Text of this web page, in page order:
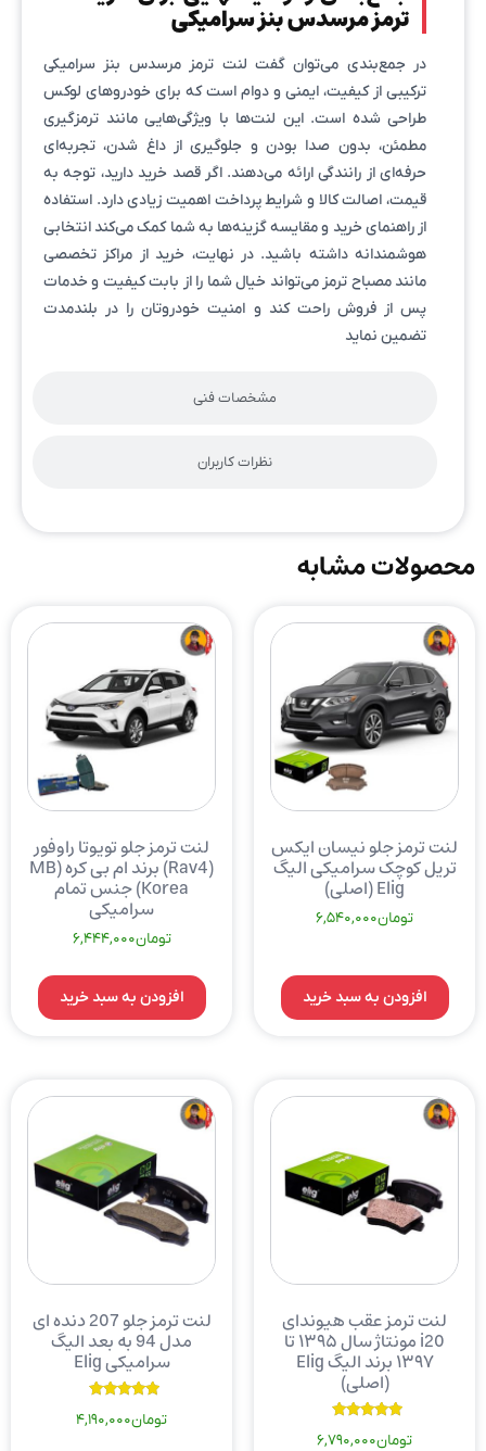
مشخصات فنی
نظرات کاربران
ترمز مرسدس بنز سرامیکی
در جمع‌بندی می‌توان گفت لنت ترمز مرسدس بنز سرامیکی
ترکیبی از کیفیت، ایمنی و دوام است که برای خودروهای لوکس
طراحی شده است. این لنت‌ها با ویژگی‌هایی مانند ترمزگیری
مطمئن، بدون صدا بودن و جلوگیری از داغ شدن، تجربه‌ای
حرفه‌ای از رانندگی ارائه می‌دهند. اگر قصد خرید دارید، توجه به
قیمت، اصالت کالا و شرایط پرداخت اهمیت زیادی دارد. استفاده
از راهنمای خرید و مقایسه گزینه‌ها به شما کمک می‌کند انتخابی
هوشمندانه داشته باشید. در نهایت، خرید از مراکز تخصصی
مانند مصباح ترمز می‌تواند خیال شما را از بابت کیفیت و خدمات
پس از فروش راحت کند و امنیت خودروتان را در بلندمدت
تضمین نماید
محصولات مشابه
لنت ترمز جلو نیسان ایکس
تریل کوچک سرامیکی الیگ
Elig (اصلی)
تومان6,540,000
افزودن به سبد خرید
لنت ترمز جلو تویوتا راوفور
(Rav4) برند ام بی کره (MB
Korea) جنس تمام
سرامیکی
تومان6,444,000
افزودن به سبد خرید
لنت ترمز عقب هیوندای
i20 مونتاژ سال ۱۳۹۵ تا
۱۳۹۷ برند الیگ Elig
(اصلی)
5.00تومان6,790,000
لنت ترمز جلو 207 دنده ای
مدل 94 به بعد الیگ
سرامیکی Elig
5.00تومان4,190,000